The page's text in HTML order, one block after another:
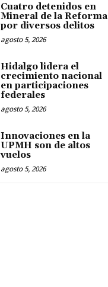
Cuatro detenidos en
Mineral de la Reforma
por diversos delitos
agosto 5, 2026
Hidalgo lidera el
crecimiento nacional
en participaciones
federales
agosto 5, 2026
Innovaciones en la
UPMH son de altos
vuelos
agosto 5, 2026